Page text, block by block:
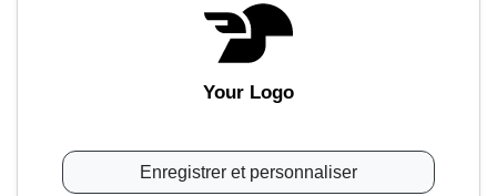
Your Logo
Enregistrer et personnaliser